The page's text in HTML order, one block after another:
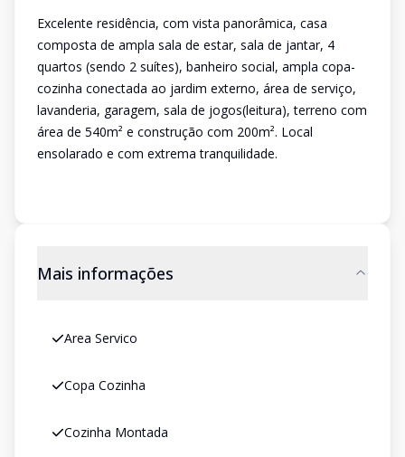
Excelente residência, com vista panorâmica, casa
composta de ampla sala de estar, sala de jantar, 4
quartos (sendo 2 suítes), banheiro social, ampla copa-
cozinha conectada ao jardim externo, área de serviço,
lavanderia, garagem, sala de jogos(leitura), terreno com
área de 540m² e construção com 200m². Local
ensolarado e com extrema tranquilidade.
Mais informações
Area Servico
Copa Cozinha
Cozinha Montada